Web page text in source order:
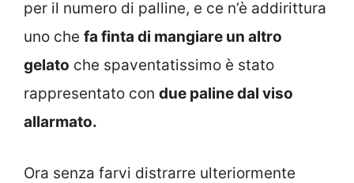
per il numero di palline, e ce n’è addirittura
uno che fa finta di mangiare un altro
gelato che spaventatissimo è stato
rappresentato con due paline dal viso
allarmato.
Ora senza farvi distrarre ulteriormente